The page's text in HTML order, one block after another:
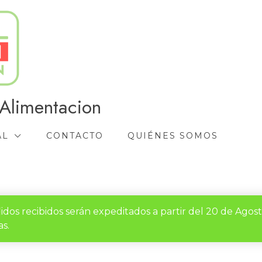
CONTACTO QUIÉNES SOMOS
recibidos serán expeditados a partir del 20 de